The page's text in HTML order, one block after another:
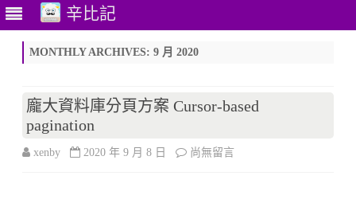
辛比記
to
MONTHLY ARCHIVES: 9 月 2020
龐大資料庫分頁方案 Cursor-based
pagination
xenby 2020 年 9 月 8 日 在
尚無留言